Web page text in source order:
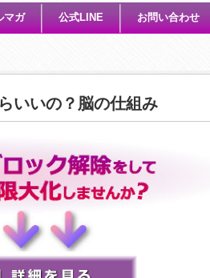
マガ 公式LINE お問い合わせ
いいの？脳の仕組み